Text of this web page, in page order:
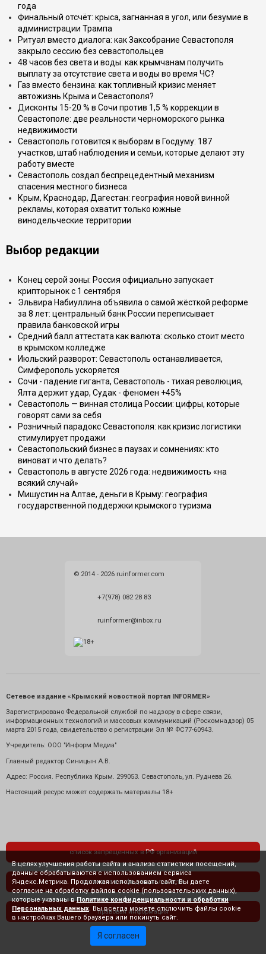
года
Финальный отсчёт: крыса, загнанная в угол, или безумие в
администрации Трампа
Ритуал вместо диалога: как Заксобрание Севастополя
закрыло сессию без севастопольцев
48 часов без света и воды: как крымчанам получить
выплату за отсутствие света и воды во время ЧС?
Газ вместо бензина: как топливный кризис меняет
автожизнь Крыма и Севастополя?
Дисконты 15-20 % в Сочи против 1,5 % коррекции в
Севастополе: две реальности черноморского рынка
недвижимости
Севастополь готовится к выборам в Госдуму: 187
участков, штаб наблюдения и семьи, которые делают эту
работу вместе
Севастополь создал беспрецедентный механизм
спасения местного бизнеса
Крым, Краснодар, Дагестан: география новой винной
рекламы, которая охватит только южные
винодельческие территории
Выбор редакции
Конец серой зоны: Россия официально запускает
крипторынок с 1 сентября
Эльвира Набиуллина объявила о самой жёсткой реформе
за 8 лет: центральный банк России переписывает
правила банковской игры
Средний балл аттестата как валюта: сколько стоит место
в крымском колледже
Июльский разворот: Севастополь останавливается,
Симферополь ускоряется
Сочи - падение гиганта, Севастополь - тихая революция,
Ялта держит удар, Судак - феномен +45%
Севастополь — винная столица России: цифры, которые
говорят сами за себя
Розничный парадокс Севастополя: как кризис логистики
стимулирует продажи
Севастопольский бизнес в паузах и сомнениях: кто
виноват и что делать?
Севастополь в августе 2026 года: недвижимость «на
всякий случай»
Мишустин на Алтае, деньги в Крыму: география
государственной поддержки крымского туризма
© 2014 - 2026 ruinformer.com
+7(978) 082 28 83
ruinformer@inbox.ru
Сетевое издание «Крымский новостной портал INFORMER»
Зарегистрировано Федеральной службой по надзору в сфере связи,
информационных технологий и массовых коммуникаций (Роскомнадзор) 05
марта 2015 года, свидетельство о регистрации Эл № ФС77-60943.
Учредитель: ООО "Информ Медиа"
Главный редактор Синицын А.В.
Адрес: Россия. Республика Крым. 299053. Севастополь, ул. Руднева 26.
Настоящий ресурс может содержать материалы 18+
список запрещенных в РФ организаций
политика конфиденциальности
правовая информация
В целях улучшения работы сайта и анализа статистики посещений,
данные обрабатываются с использованием сервиса
Яндекс.Метрика. Продолжая использовать сайт, Вы даете
согласие на обработку файлов cookie (пользовательских данных),
которые указаны в Политике конфиденциальности и обработки
Персональных данных . Вы всегда можете отключить файлы cookie
в настройках Вашего браузера или покинуть сайт.
Я согласен